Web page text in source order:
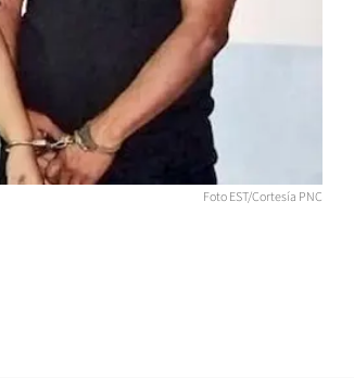
Foto EST/Cortesía PNC